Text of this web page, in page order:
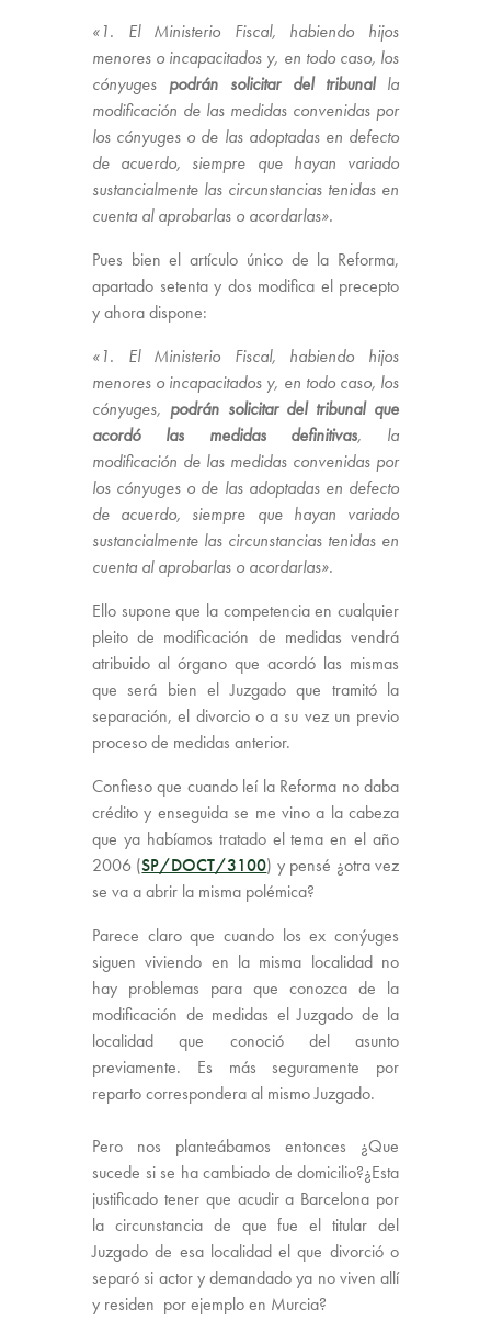
«1. El Ministerio Fiscal, habiendo hijos
menores o incapacitados y, en todo caso, los
cónyuges podrán solicitar del tribunalla
modificación de las medidas convenidas por
los cónyuges o de las adoptadas en defecto
de acuerdo, siempre que hayan variado
sustancialmente las circunstancias tenidas en
cuenta al aprobarlas o acordarlas».
Pues bien el artículo único de la Reforma,
apartado setenta y dos modifica el precepto
y ahora dispone:
«1. El Ministerio Fiscal, habiendo hijos
menores o incapacitados y, en todo caso, los
cónyuges, podrán solicitar del tribunal que
acordó las medidas definitivas, la
modificación de las medidas convenidas por
los cónyuges o de las adoptadas en defecto
de acuerdo, siempre que hayan variado
sustancialmente las circunstancias tenidas en
cuenta al aprobarlas o acordarlas».
Ello supone que la competencia en cualquier
pleito de modificación de medidas vendrá
atribuido al órgano que acordó las mismas
que será bien el Juzgado que tramitó la
separación, el divorcio o a su vez un previo
proceso de medidas anterior.
Confieso que cuando leí la Reforma no daba
crédito y enseguida se me vino a la cabeza
que ya habíamos tratado el tema en el año
2006 (SP/DOCT/3100) y pensé ¿otra vez
se va a abrir la misma polémica?
Parece claro que cuando los ex conýuges
siguen viviendo en la misma localidad no
hay problemas para que conozca de la
modificación de medidas el Juzgado de la
localidad que conoció del asunto
previamente. Es más seguramente por
reparto correspondera al mismo Juzgado.
Pero nos planteábamos entonces ¿Que
sucede si se ha cambiado de domicilio?¿Esta
justificado tener que acudir a Barcelona por
la circunstancia de que fue el titular del
Juzgado de esa localidad el que divorció o
separó si actor y demandado ya no viven allí
y residen por ejemplo en Murcia?